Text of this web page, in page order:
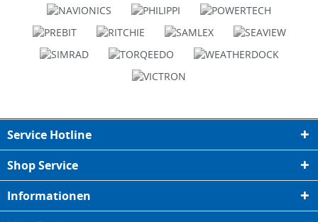
Service Hotline
Shop Service
Informationen